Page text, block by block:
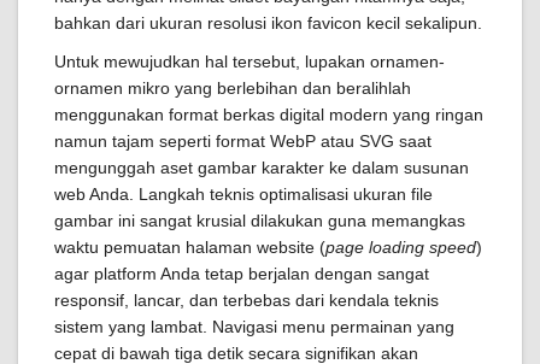
bahkan dari ukuran resolusi ikon favicon kecil sekalipun.
Untuk mewujudkan hal tersebut, lupakan ornamen-
ornamen mikro yang berlebihan dan beralihlah
menggunakan format berkas digital modern yang ringan
namun tajam seperti format WebP atau SVG saat
mengunggah aset gambar karakter ke dalam susunan
web Anda. Langkah teknis optimalisasi ukuran file
gambar ini sangat krusial dilakukan guna memangkas
waktu pemuatan halaman website (page loading speed)
agar platform Anda tetap berjalan dengan sangat
responsif, lancar, dan terbebas dari kendala teknis
sistem yang lambat. Navigasi menu permainan yang
cepat di bawah tiga detik secara signifikan akan